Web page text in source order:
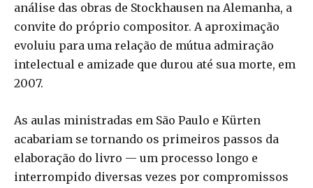
análise das obras de Stockhausen na Alemanha, a
convite do próprio compositor. A aproximação
evoluiu para uma relação de mútua admiração
intelectual e amizade que durou até sua morte, em
2007.
As aulas ministradas em São Paulo e Kürten
acabariam se tornando os primeiros passos da
elaboração do livro — um processo longo e
interrompido diversas vezes por compromissos